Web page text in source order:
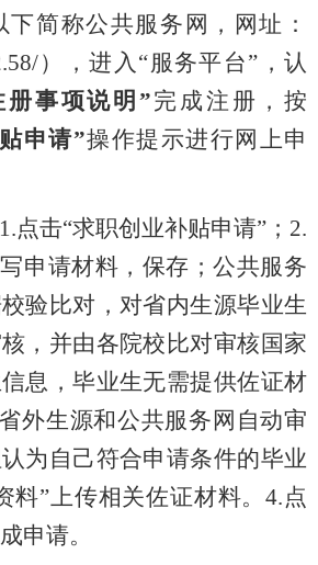
简称公共服务网，网址：
），进入“服务平台”， 认
册事项说明”完成注册，按
申请”操作提示进行网上申
1.点击“求职创业补贴申请”； 2.
申请材料 ， 保存； 公共服务
验比对 ， 对省内生源毕业生
， 并由各院校比对审核国家
信息 ，毕业生无需提供佐证材
外生源和公共服务网自动审
为自己符合申请条件的毕业
料” 上传相关佐证材料。4.点
申请。